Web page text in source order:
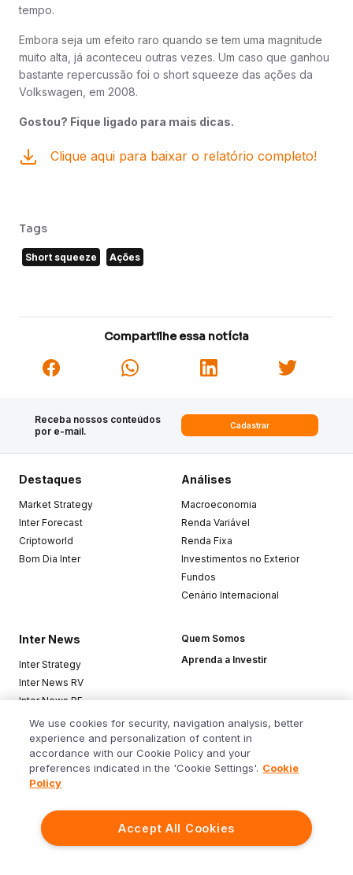
tempo.
Embora seja um efeito raro quando se tem uma magnitude
muito alta, já aconteceu outras vezes. Um caso que ganhou
bastante repercussão foi o short squeeze das ações da
Volkswagen, em 2008.
Gostou? Fique ligado para mais dicas.
Clique aqui para baixar o relatório completo!
Tags
Short squeeze Ações
Compartilhe essa notícia
Receba nossos conteúdos
por e-mail.
Cadastrar
Siga o Inter
Destaques
Market Strategy
Inter Forecast
Criptoworld
Bom Dia Inter
Análises
Macroeconomia
Renda Variável
Renda Fixa
Investimentos no Exterior
Fundos
Cenário Internacional
Inter News
Inter Strategy
Inter News RV
Inter News RF
Top Funds
Quem Somos
Aprenda a Investir
Baixe o app
We use cookies for security, navigation analysis, better
experience and personalization of content in
accordance with our Cookie Policy and your
preferences indicated in the 'Cookie Settings'. Cookie
Policy
Accept All Cookies